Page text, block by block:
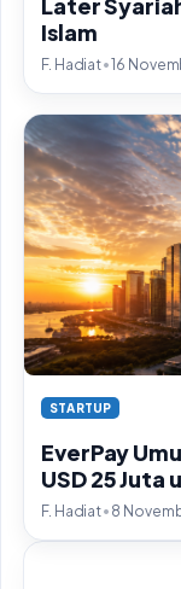
Islam
F. Hadiat•16
STARTUP
EverPay
USD 25 Juta
F. Hadiat• 8